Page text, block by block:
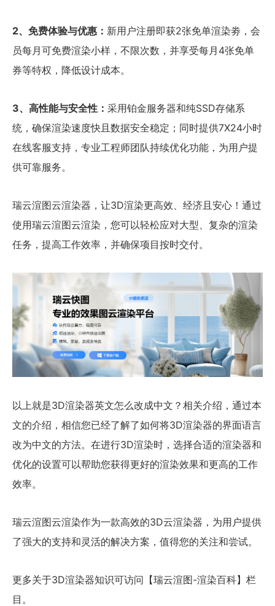
2、免费体验与优惠： 新用户注册即获2张免单渲染劵，会
员每月可免费渲染小样，不限次数，并享受每月4张免单
券等特权，降低设计成本。
3、高性能与安全性： 采用铂金服务器和纯SSD存储系
统，确保渲染速度快且数据安全稳定；同时提供7X24小时
在线客服支持，专业工程师团队持续优化功能，为用户提
供可靠服务。
瑞云渲图云渲染器，让3D渲染更高效、经济且安心！通过
使用瑞云渲图云渲染，您可以轻松应对大型、复杂的渲染
任务，提高工作效率，并确保项目按时交付。
以上就是3D渲染器英文怎么改成中文？相关介绍，通过本
文的介绍，相信您已经了解了如何将3D渲染器的界面语言
改为中文的方法。在进行3D渲染时，选择合适的渲染器和
优化的设置可以帮助您获得更好的渲染效果和更高的工作
效率。
瑞云渲图云渲染作为一款高效的3D云渲染器，为用户提供
了强大的支持和灵活的解决方案，值得您的关注和尝试。
更多关于3D渲染器知识可访问【瑞云渲图-渲染百科】栏
目。